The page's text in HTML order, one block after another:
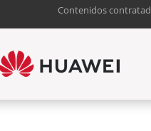
Contenidos